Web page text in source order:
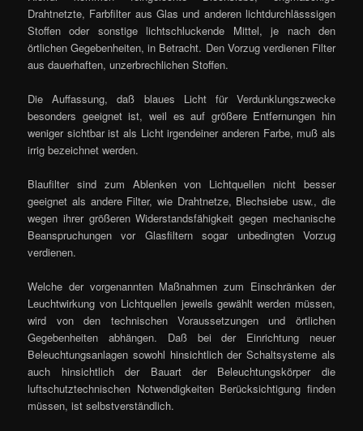
Drahtnetzte, Farbfilter aus Glas und anderen lichtdurchlässsigen
Stoffen oder sonstige lichtschluckende Mittel, je nach den
örtlichen Gegebenheiten, in Betracht. Den Vorzug verdienen Filter
aus dauerhaften, unzerbrechlichen Stoffen.
Die Auffassung, daß blaues Licht für Verdunklungszwecke
besonders geeignet ist, weil es auf größere Entfernungen hin
weniger sichtbar ist als Licht irgendeiner anderen Farbe, muß als
irrig bezeichnet werden.
Blaufilter sind zum Ablenken von Lichtquellen nicht besser
geeignet als andere Filter, wie Drahtnetze, Blechsiebe usw., die
wegen ihrer größeren Widerstandsfähigkeit gegen mechanische
Beanspruchungen vor Glasfiltern sogar unbedingten Vorzug
verdienen.
Welche der vorgenannten Maßnahmen zum Einschränken der
Leuchtwirkung von Lichtquellen jeweils gewählt werden müssen,
wird von den technischen Voraussetzungen und örtlichen
Gegebenheiten abhängen. Daß bei der Einrichtung neuer
Beleuchtungsanlagen sowohl hinsichtlich der Schaltsysteme als
auch hinsichtlich der Bauart der Beleuchtungskörper die
luftschutztechnischen Notwendigkeiten Berücksichtigung finden
müssen, ist selbstverständlich.